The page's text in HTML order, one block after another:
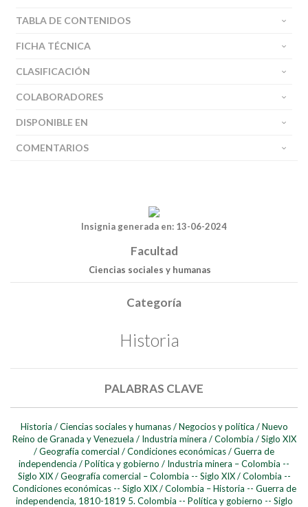
TABLA DE CONTENIDOS
FICHA TÉCNICA
CLASIFICACIÓN
COLABORADORES
DISPONIBLE EN
COMENTARIOS
Insignia generada en: 13-06-2024
Facultad
Ciencias sociales y humanas
Categoría
Historia
PALABRAS CLAVE
Historia / Ciencias sociales y humanas / Negocios y política / Nuevo
Reino de Granada y Venezuela / Industria minera / Colombia / Siglo XIX
/Geografía comercial /Condiciones económicas/Guerra de
independencia /Política y gobierno / Industria minera – Colombia --
Siglo XIX / Geografía comercial – Colombia -- Siglo XIX / Colombia --
Condiciones económicas -- Siglo XIX / Colombia – Historia -- Guerra de
independencia, 1810-1819 5. Colombia -- Política y gobierno -- Siglo